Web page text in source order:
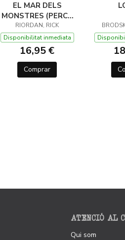
EL MAR DELS
MONSTRES (PERCY
JACKSON I ELS
DÉUS DE L'OLIMP 2)
RIORDAN, RICK
Disponibilitat inmediata
16,95 €
Comprar
ATENCIÓ AL
Qui som